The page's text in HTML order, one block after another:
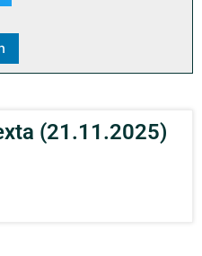
(21.11.2025)